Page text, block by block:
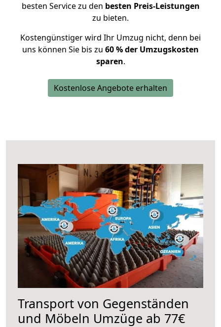
besten Service zu den besten Preis-Leistungen
zu bieten.
Kostengünstiger wird Ihr Umzug nicht, denn bei
uns können Sie bis zu 60 % der Umzugskosten
sparen.
Kostenlose Angebote erhalten
Transport von Gegenständen
und Möbeln Umzüge ab 77€